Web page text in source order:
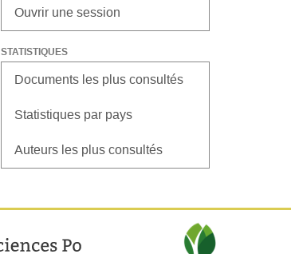
Ouvrir une session
STATISTIQUES
Documents les plus consultés
Statistiques par pays
Auteurs les plus consultés